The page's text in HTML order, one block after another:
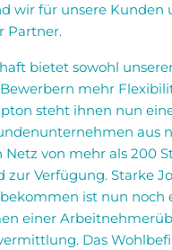
wir für unsere Kunden
Partner.
bietet sowohl
mehr
steht ihnen nun
aus
Netz von mehr als 200
zur Verfügung. Starke
ist nun noch
einer
Das